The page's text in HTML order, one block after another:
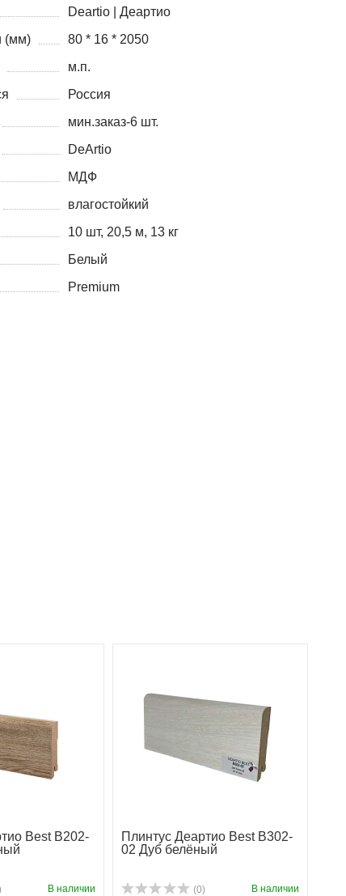
Deartio | Деартио
(мм)
80 * 16 * 2050
м.п.
Россия
мин.заказ-6 шт.
DeArtio
МДФ
влагостойкий
10 шт, 20,5 м, 13 кг
Белый
Premium
Best B202-
В наличии
Плинтус Деартио Best B302-
02 Дуб белёный
(0) В наличии